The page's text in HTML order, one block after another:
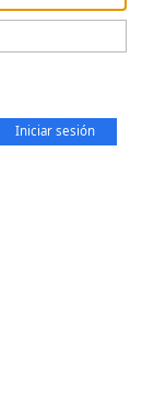
Iniciar sesión